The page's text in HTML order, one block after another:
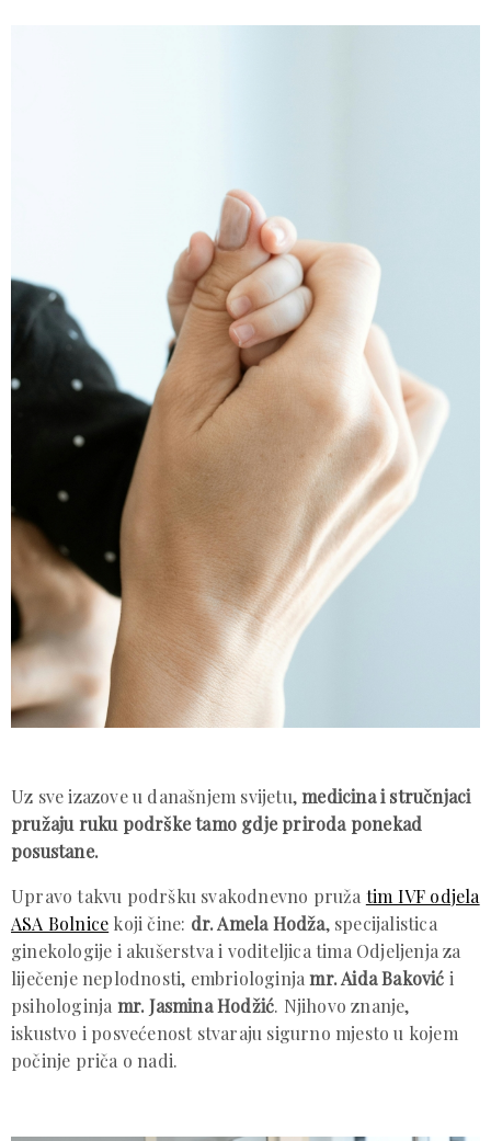
Uz sve izazove u današnjem svijetu,medicina i stručnjaci
pružaju ruku podrške tamo gdje priroda ponekad
posustane.
Upravo takvu podršku svakodnevno pruža tim IVF odjela
ASA Bolnice koji čine: dr. Amela Hodža, specijalistica
ginekologije i akušerstva i voditeljica tima Odjeljenja za
liječenje neplodnosti, embriologinjamr. Aida Baković i
psihologinja mr. Jasmina Hodžić. Njihovo znanje,
iskustvo i posvećenost stvaraju sigurno mjesto u kojem
počinje priča o nadi.